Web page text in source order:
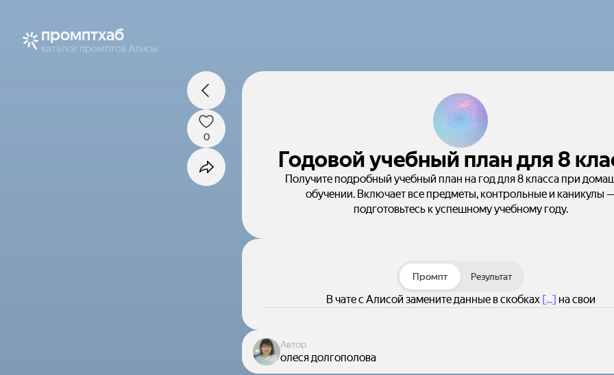
промптхаб
каталог промптов Алисы
Годовой учебный план для 8
Получите подробный учебный план на год для 8 класса при
обучении. Включает все предметы, контрольные и каникулы
подготовьтесь к успешному учебному году.
0
Промпт Результат
В чате с Алисой замените данные в скобках [...] на свои
Автор
олеся долгополова